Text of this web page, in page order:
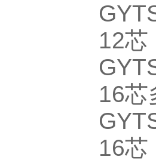
12芯
16芯
16芯